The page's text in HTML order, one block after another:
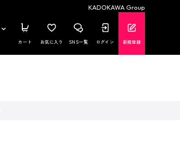
KADOKAWA Group
カート お気に入り SNS一覧 ログイン 新規登録